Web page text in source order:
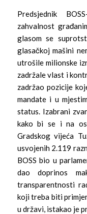
Predsjednik
zahvalnost
glasom se
glasačkoj mašini
utrošile milionske
zadržale vlast i
zadržao pozicije
mandate i u
status. Izabrani
kako bi se i na
Gradskog vijeća
usvojenih 2.119
BOSS bio u
dao doprinos
transparentnosti
koji treba biti
u državi, istakao je